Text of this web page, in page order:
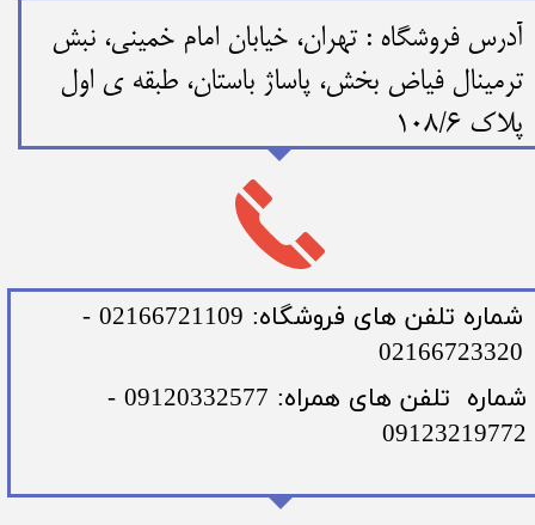
​​آدرس فروشگاه : تهران، خیابان امام خمینی، نبش
ترمینال فیاض بخش، پاساژ باستان، طبقه ی اول
پلاک 108/6
​شماره تلفن های فروشگاه: 02166721109 -
02166723320
​شماره تلفن های همراه: 09120332577 -
09123219772